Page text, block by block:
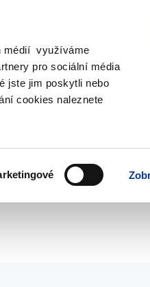
médií využíváme
pro sociální média
jste jim poskytli nebo
cookies naleznete
submenu
účetnictví
EU